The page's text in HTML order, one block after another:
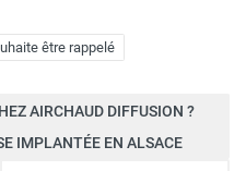
être rappelé
AIRCHAUD DIFFUSION ?
IMPLANTÉE EN ALSACE